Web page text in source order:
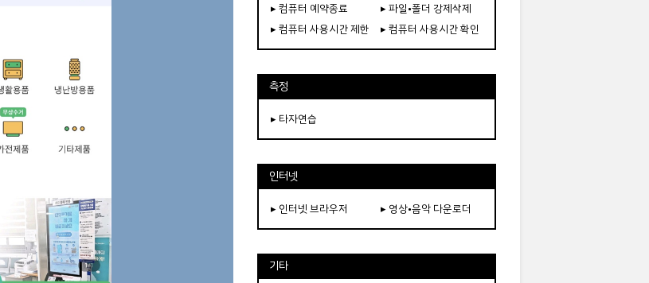
▸ 컴퓨터 예약종료
▸ 파일•폴더 강제삭제
▸ 컴퓨터 사용시간 제한
▸ 컴퓨터 사용시간 확인
측정
▸ 타자연습
인터넷
▸ 인터넷 브라우저 ▸ 영상•음악 다운로더
기타